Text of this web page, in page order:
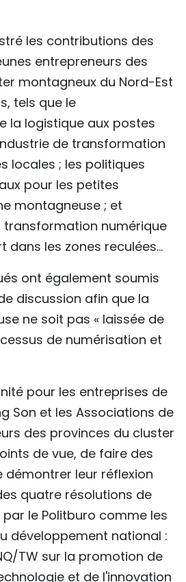
les contributions des
entrepreneurs des
montagneux du Nord-Est
tels que le
la logistique aux postes
de transformation
locales ; les politiques
pour les petites
montagneuse ; et
transformation numérique
dans les zones reculées…
ont également soumis
discussion afin que la
ne soit pas « laissée de
de numérisation et
pour les entreprises de
Son et les Associations de
des provinces du cluster
de vue, de faire des
leur réflexion
quatre résolutions de
le Politburo comme les
développement national :
TW sur la promotion de
et de l'innovation